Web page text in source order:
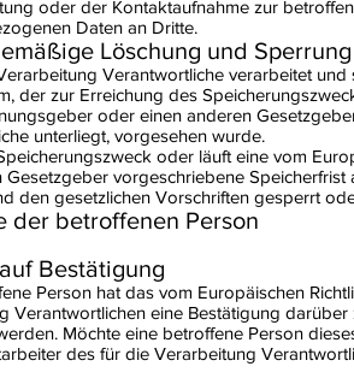
oder der Kontaktaufnahme zur
Daten an Dritte.
Löschung und
Verantwortliche verarbeitet
der zur Erreichung des
oder einen anderen
unterliegt, vorgesehen wurde.
oder läuft eine vom
Gesetzgeber vorgeschriebene
den gesetzlichen Vorschriften gesperrt
der betroffenen Person
Bestätigung
Person hat das vom Europäischen
Verantwortlichen eine Bestätigung
Möchte eine betroffene Person
des für die Verarbeitung